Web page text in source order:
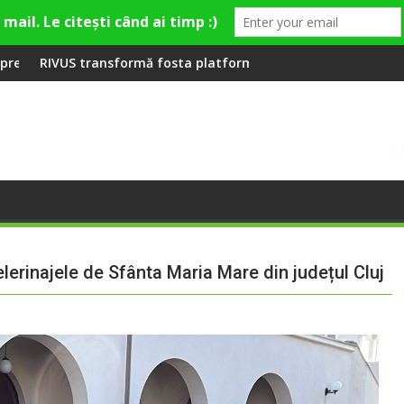
la Fashion Village
fosta platformă Carbochim într-un nou centru cultural și de
Când luna devine o
de Sfânta Maria Mare din județul Cluj